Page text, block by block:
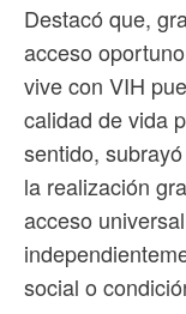
Destacó que,
acceso
vive con VIH
calidad de vida
sentido,
la realización
acceso
social o